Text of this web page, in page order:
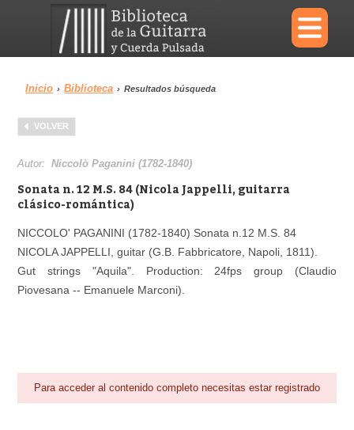
×
Menu
Biblioteca
Inicio › Biblioteca › Resultados búsqueda
VOLVER
Autor:Niccolò Paganini (1782-1840)
Sonata n. 12 M.S. 84 (Nicola Jappelli, guitarra
clásico-romántica)
NICCOLO' PAGANINI (1782-1840) Sonata n.12 M.S. 84
NICOLA JAPPELLI, guitar (G.B. Fabbricatore, Napoli, 1811).
Gut strings "Aquila". Production: 24fps group (Claudio
Piovesana -- Emanuele Marconi).
Para acceder al contenido completo necesitas estar registrado